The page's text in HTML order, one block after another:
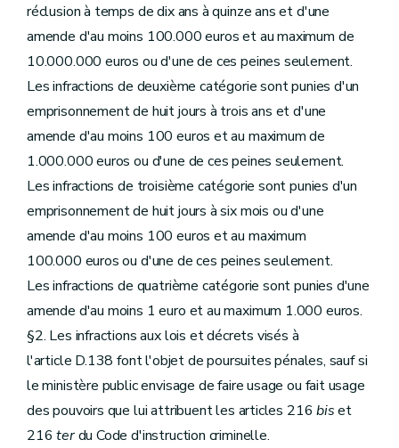
réclusion à temps de dix ans à quinze ans et d'une
amende d'au moins 100.000 euros et au maximum de
10.000.000 euros ou d'une de ces peines seulement.
Les infractions de deuxième catégorie sont punies d'un
emprisonnement de huit jours à trois ans et d'une
amende d'au moins 100 euros et au maximum de
1.000.000 euros ou d'une de ces peines seulement.
Les infractions de troisième catégorie sont punies d'un
emprisonnement de huit jours à six mois ou d'une
amende d'au moins 100 euros et au maximum
100.000 euros ou d'une de ces peines seulement.
Les infractions de quatrième catégorie sont punies d'une
amende d'au moins 1 euro et au maximum 1.000 euros.
§2. Les infractions aux lois et décrets visés à
l'article D.138 font l'objet de poursuites pénales, sauf si
le ministère public envisage de faire usage ou fait usage
des pouvoirs que lui attribuent les articles 216biset
216terdu Code d'instruction criminelle.